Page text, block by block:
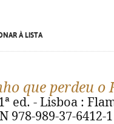
À LISTA
que perdeu o
ed. - Lisboa :
978-989-37-6412-1